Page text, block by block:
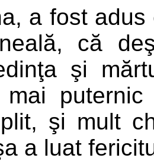
a fost
că
şi
şi mult
a luat